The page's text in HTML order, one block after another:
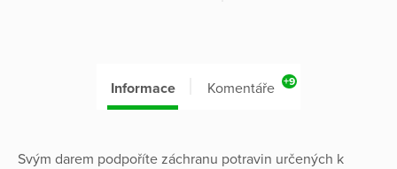
Informace Komentáře +9
Svým darem podpoříte záchranu potravin určených k